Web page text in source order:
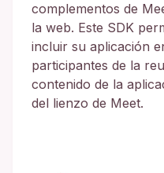
complementos de
la web. Este SDK
incluir su aplicación
participantes de la
contenido de la
del lienzo de Meet.